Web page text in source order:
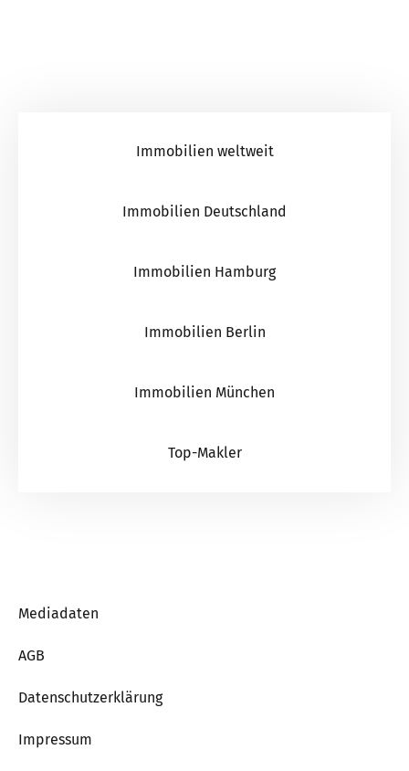
Immobilien weltweit
Immobilien Deutschland
Immobilien Hamburg
Immobilien Berlin
Immobilien München
Top-Makler
Mediadaten
AGB
Datenschutzerklärung
Impressum